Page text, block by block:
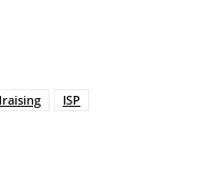
ISP